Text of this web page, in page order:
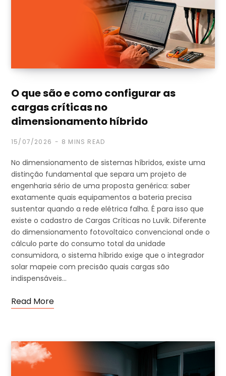
O que são e como configurar as
cargas críticas no
dimensionamento híbrido
15/07/2026 8 MINS READ
No dimensionamento de sistemas híbridos, existe uma
distinção fundamental que separa um projeto de
engenharia sério de uma proposta genérica: saber
exatamente quais equipamentos a bateria precisa
sustentar quando a rede elétrica falha. É para isso que
existe o cadastro de Cargas Críticas no Luvik. Diferente
do dimensionamento fotovoltaico convencional onde o
cálculo parte do consumo total da unidade
consumidora, o sistema híbrido exige que o integrador
solar mapeie com precisão quais cargas são
indispensáveis…
Read More